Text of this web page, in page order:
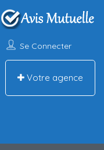
Se Connecter
Votre agence